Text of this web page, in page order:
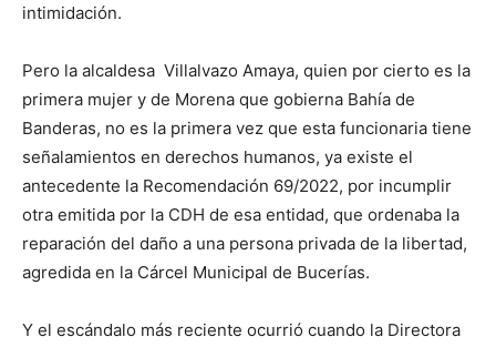
intimidación.
Pero la alcaldesa Villalvazo Amaya, quien por cierto es la
primera mujer y de Morena que gobierna Bahía de
Banderas, no es la primera vez que esta funcionaria tiene
señalamientos en derechos humanos, ya existe el
antecedente la Recomendación 69/2022, por incumplir
otra emitida por la CDH de esa entidad, que ordenaba la
reparación del daño a una persona privada de la libertad,
agredida en la Cárcel Municipal de Bucerías.
Y el escándalo más reciente ocurrió cuando la Directora